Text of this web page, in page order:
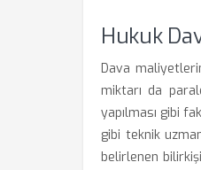
Hukuk
Dava
miktarı da
yapılması gibi
gibi teknik
belirlenen